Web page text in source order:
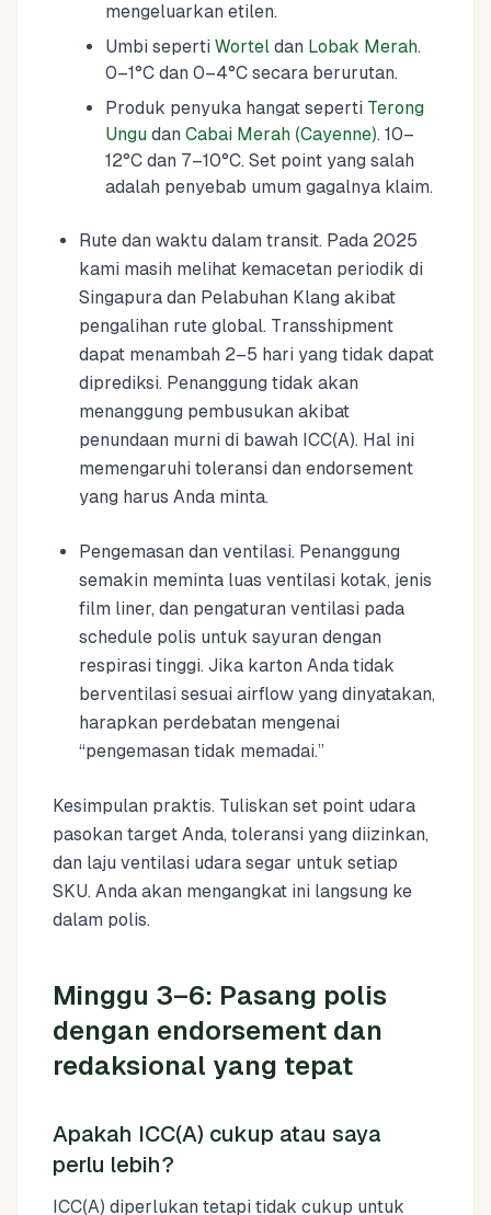
mengeluarkan etilen.
Umbi seperti Wortel dan Lobak Merah.
0–1°C dan 0–4°C secara berurutan.
Produk penyuka hangat seperti Terong
Ungu dan Cabai Merah (Cayenne). 10–
12°C dan 7–10°C. Set point yang salah
adalah penyebab umum gagalnya klaim.
Rute dan waktu dalam transit. Pada 2025
kami masih melihat kemacetan periodik di
Singapura dan Pelabuhan Klang akibat
pengalihan rute global. Transshipment
dapat menambah 2–5 hari yang tidak dapat
diprediksi. Penanggung tidak akan
menanggung pembusukan akibat
penundaan murni di bawah ICC(A). Hal ini
memengaruhi toleransi dan endorsement
yang harus Anda minta.
Pengemasan dan ventilasi. Penanggung
semakin meminta luas ventilasi kotak, jenis
film liner, dan pengaturan ventilasi pada
schedule polis untuk sayuran dengan
respirasi tinggi. Jika karton Anda tidak
berventilasi sesuai airflow yang dinyatakan,
harapkan perdebatan mengenai
“pengemasan tidak memadai.”
Kesimpulan praktis. Tuliskan set point udara
pasokan target Anda, toleransi yang diizinkan,
dan laju ventilasi udara segar untuk setiap
SKU. Anda akan mengangkat ini langsung ke
dalam polis.
Minggu 3–6: Pasang polis
dengan endorsement dan
redaksional yang tepat
Apakah ICC(A) cukup atau saya
perlu lebih?
ICC(A) diperlukan tetapi tidak cukup untuk